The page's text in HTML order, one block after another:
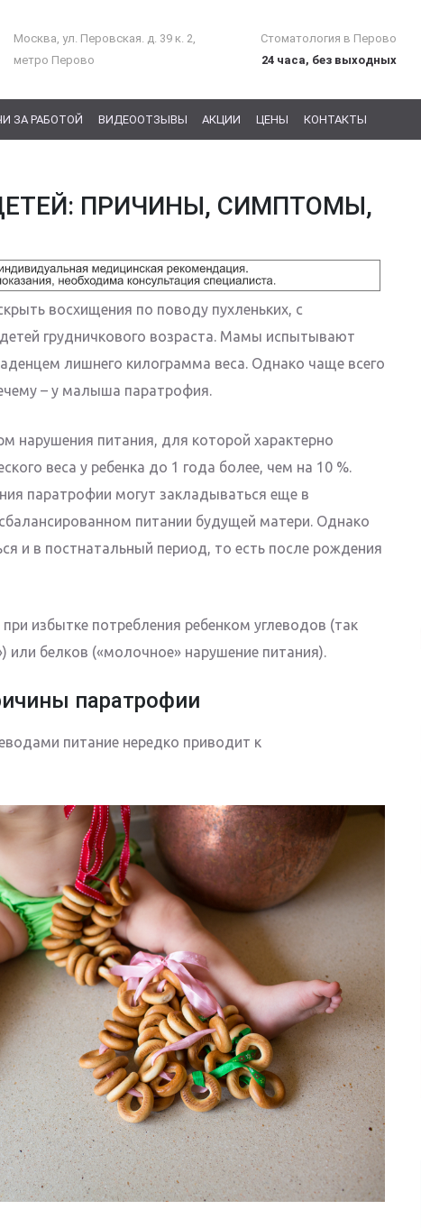
Москва, ул. Перовская. д. 39 к. 2,
метро Перово
Стоматология в Перово
24 часа, без выходных
ЗА РАБОТОЙ ВИДЕООТЗЫВЫ АКЦИИ ЦЕНЫ КОНТАКТЫ
ПРИЧИНЫ, СИМПТОМЫ,
восхищения по поводу пухленьких, с
грудничкового возраста. Мамы испытывают
лишнего килограмма веса. Однако чаще всего
– у малыша паратрофия.
нарушения питания, для которой характерно
веса у ребенка до 1 года более, чем на 10 %.
паратрофии могут закладываться еще в
питании будущей матери. Однако
и в постнатальный период, то есть после рождения
избытке потребления ребенком углеводов (так
или белков («молочное» нарушение питания).
паратрофии
питание нередко приводит к